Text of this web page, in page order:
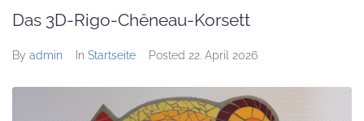
Das 3D-Rigo-Chêneau-Korsett
By admin In Startseite Posted 22. April 2026